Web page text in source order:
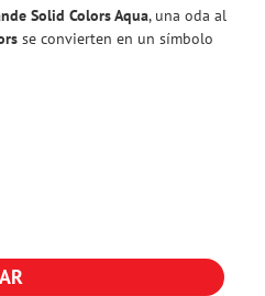
Solid Colors Aqua, una oda al
se convierten en un símbolo